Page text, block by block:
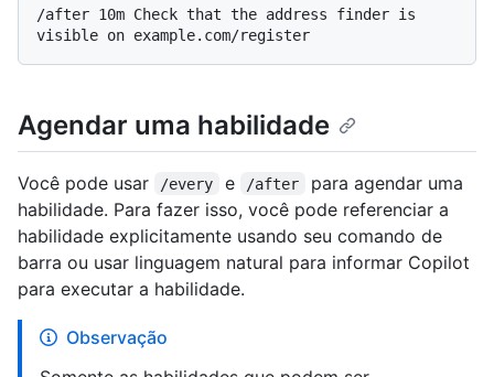
/after 10m Check that the address finder is
Agendar uma habilidade
Você pode usar /every e /after
para agendar uma
habilidade. Para fazer isso, você pode referenciar a
habilidade explicitamente usando seu comando de
barra ou usar linguagem natural para informar Copilot
para executar a habilidade.
Observação